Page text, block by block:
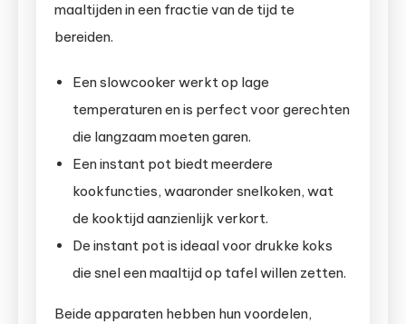
maaltijden in een fractie van de tijd te
bereiden.
Een slowcooker werkt op lage
temperaturen en is perfect voor gerechten
die langzaam moeten garen.
Een instant pot biedt meerdere
kookfuncties, waaronder snelkoken, wat
de kooktijd aanzienlijk verkort.
De instant pot is ideaal voor drukke koks
die snel een maaltijd op tafel willen zetten.
Beide apparaten hebben hun voordelen,